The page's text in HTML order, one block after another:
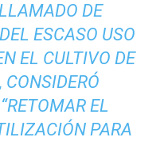
DE
ESCASO USO
EL CULTIVO DE
CONSIDERÓ
EL
PARA